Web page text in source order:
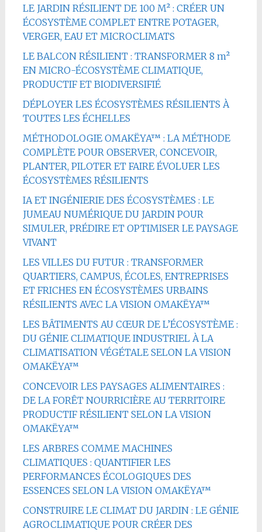
LE JARDIN RÉSILIENT DE 100 M² : CRÉER UN
ÉCOSYSTÈME COMPLET ENTRE POTAGER,
VERGER, EAU ET MICROCLIMATS
LE BALCON RÉSILIENT : TRANSFORMER 8 m²
EN MICRO-ÉCOSYSTÈME CLIMATIQUE,
PRODUCTIF ET BIODIVERSIFIÉ
DÉPLOYER LES ÉCOSYSTÈMES RÉSILIENTS À
TOUTES LES ÉCHELLES
MÉTHODOLOGIE OMAKËYA™ : LA MÉTHODE
COMPLÈTE POUR OBSERVER, CONCEVOIR,
PLANTER, PILOTER ET FAIRE ÉVOLUER LES
ÉCOSYSTÈMES RÉSILIENTS
IA ET INGÉNIERIE DES ÉCOSYSTÈMES : LE
JUMEAU NUMÉRIQUE DU JARDIN POUR
SIMULER, PRÉDIRE ET OPTIMISER LE PAYSAGE
VIVANT
LES VILLES DU FUTUR : TRANSFORMER
QUARTIERS, CAMPUS, ÉCOLES, ENTREPRISES
ET FRICHES EN ÉCOSYSTÈMES URBAINS
RÉSILIENTS AVEC LA VISION OMAKËYA™
LES BÂTIMENTS AU CŒUR DE L’ÉCOSYSTÈME :
DU GÉNIE CLIMATIQUE INDUSTRIEL À LA
CLIMATISATION VÉGÉTALE SELON LA VISION
OMAKËYA™
CONCEVOIR LES PAYSAGES ALIMENTAIRES :
DE LA FORÊT NOURRICIÈRE AU TERRITOIRE
PRODUCTIF RÉSILIENT SELON LA VISION
OMAKËYA™
LES ARBRES COMME MACHINES
CLIMATIQUES : QUANTIFIER LES
PERFORMANCES ÉCOLOGIQUES DES
ESSENCES SELON LA VISION OMAKËYA™
CONSTRUIRE LE CLIMAT DU JARDIN : LE GÉNIE
AGROCLIMATIQUE POUR CRÉER DES